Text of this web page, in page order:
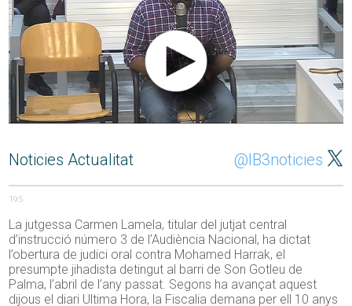
Noticies Actualitat @IB3noticies
195
La jutgessa Carmen Lamela, titular del jutjat central
d’instrucció número 3 de l’Audiència Nacional, ha dictat
l’obertura de judici oral contra Mohamed Harrak, el
presumpte jihadista detingut al barri de Son Gotleu de
Palma, l’abril de l’any passat. Segons ha avançat aquest
dijous el diari Ultima Hora, la Fiscalia demana per ell 10 anys